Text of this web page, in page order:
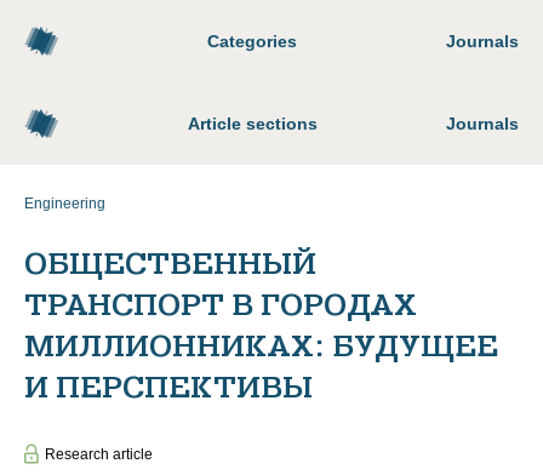
Categories Journals
Article sections Journals
Engineering
ОБЩЕСТВЕННЫЙ
ТРАНСПОРТ В ГОРОДАХ
МИЛЛИОННИКАХ: БУДУЩЕЕ
И ПЕРСПЕКТИВЫ
Research article